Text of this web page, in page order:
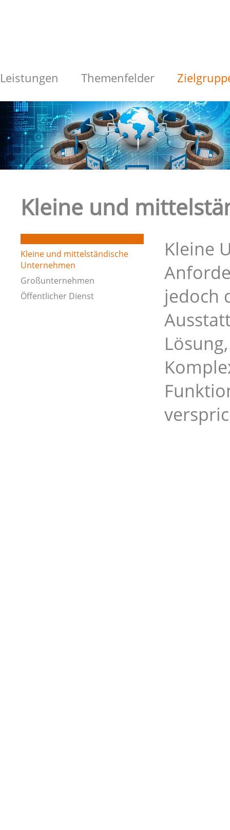
Leistungen Themenfelder
Kleine und mittelständische
Unternehmen
Großunternehmen
Öffentlicher Dienst
Kleine und
Kleine
jedoch